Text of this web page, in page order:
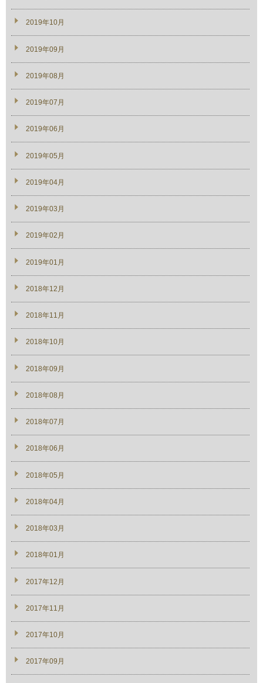
2019年10月
2019年09月
2019年08月
2019年07月
2019年06月
2019年05月
2019年04月
2019年03月
2019年02月
2019年01月
2018年12月
2018年11月
2018年10月
2018年09月
2018年08月
2018年07月
2018年06月
2018年05月
2018年04月
2018年03月
2018年01月
2017年12月
2017年11月
2017年10月
2017年09月